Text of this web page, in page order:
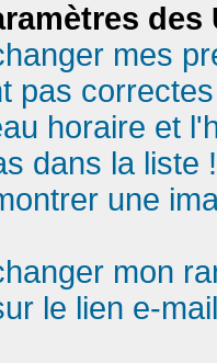
mes
pas
horaire et
dans la liste !
une
mon
le lien e-